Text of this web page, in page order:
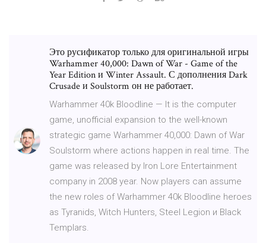
Это русификатор только для оригинальной игры
Warhammer 40,000: Dawn of War - Game of the
Year Edition и Winter Assault. С дополнения Dark
Crusade и Soulstorm он не работает.
Warhammer 40k Bloodline — It is the computer
game, unofficial expansion to the well-known
strategic game Warhammer 40,000: Dawn of War
Soulstorm where actions happen in real time. The
game was released by Iron Lore Entertainment
company in 2008 year. Now players can assume
the new roles of Warhammer 40k Bloodline heroes
as Tyranids, Witch Hunters, Steel Legion и Black
Templars.